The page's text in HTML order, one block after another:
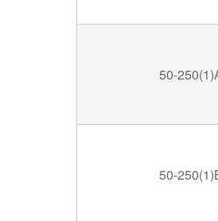
50-
50-